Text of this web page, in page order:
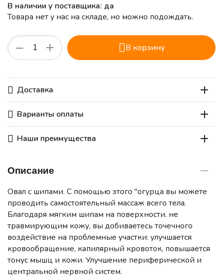
В наличии у поставщика: да
Товара нет у нас на складе, но можно подождать.
+
− В корзину
Доставка
Варианты оплаты
Наши преимущества
Описание
Овал с шипами. С помощью этого "огурца вы можете
проводить самостоятельный массаж всего тела.
Благодаря мягким шипам на поверхности. не
травмирующим кожу, вы добиваетесь точечного
воздействие на проблемные участки: улучшается
кровообращение, капилярный кровоток, повышается
тонус мышц и кожи. Улучшение периферической и
центральной нервной систем.